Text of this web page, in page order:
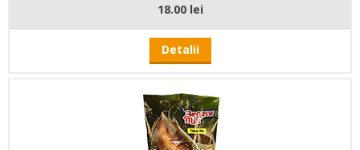
18.00 lei
Detalii